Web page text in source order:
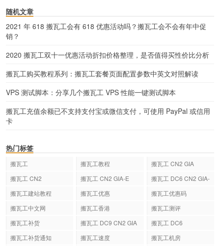
随机文章
2021 年 618 搬瓦工会有 618 优惠活动吗？搬瓦工会不会有年中促
销？
2020 搬瓦工双十一优惠活动折扣价格整理，是否值得买性价比分析
搬瓦工购买教程系列：搬瓦工套餐页面配置参数中英文对照解读
VPS 测试脚本：分享几个搬瓦工 VPS 性能一键测试脚本
搬瓦工充值余额已不支持支付宝或微信支付，可使用 PayPal 或信用
卡
热门标签
搬瓦工 搬瓦工教程
搬瓦工 CN2 GIA
搬瓦工 CN2
搬瓦工 CN2 GIA-E
搬瓦工 DC6 CN2 GIA-
搬瓦工建站教程 搬瓦工优惠
搬瓦工优惠码
搬瓦工中文网
搬瓦工香港
搬瓦工测评
搬瓦工补货
搬瓦工 DC9 CN2 GIA
搬瓦工 DC6
搬瓦工补货通知
搬瓦工速度 搬瓦工机房